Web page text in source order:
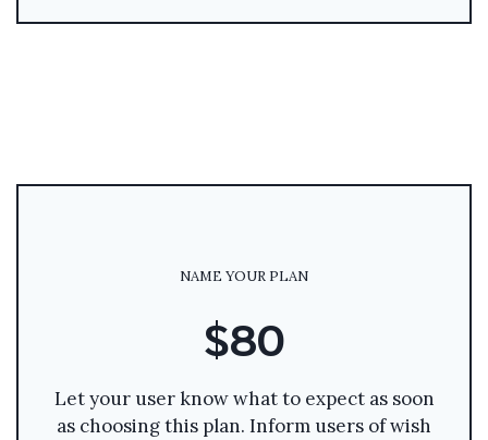
NAME YOUR PLAN
$80
Let your user know what to expect as soon
as choosing this plan. Inform users of wish